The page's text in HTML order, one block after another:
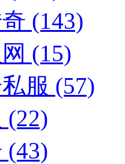
(143)
(15)
服 (57)
(22)
(43)